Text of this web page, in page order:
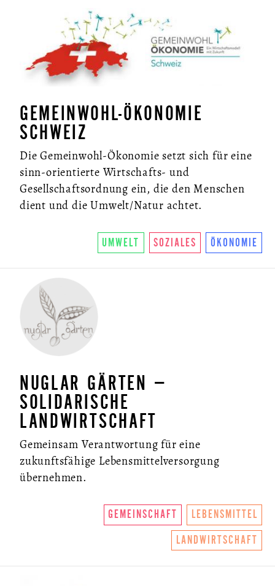
GEMEINWOHL-ÖKONOMIE
SCHWEIZ
Die Gemeinwohl-Ökonomie setzt sich für eine
sinn-orientierte Wirtschafts- und
Gesellschaftsordnung ein, die den Menschen
dient und die Umwelt/Natur achtet.
UMWELT SOZIALES ÖKONOMIE
NUGLAR GÄRTEN –
SOLIDARISCHE
LANDWIRTSCHAFT
Gemeinsam Verantwortung für eine
zukunftsfähige Lebensmittelversorgung
übernehmen.
GEMEINSCHAFT LEBENSMITTEL
LANDWIRTSCHAFT